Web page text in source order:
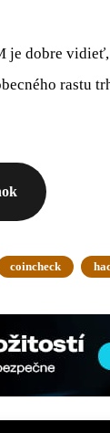
je dobre
rastu
coincheck